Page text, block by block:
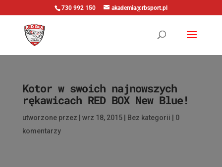
730 992 150 akademia@rbsport.pl
Kotor w swoich najnowszych
rękawicach RED BOX New Blue!
utworzone przez wrz 18, 2015| Bez kategorii
0
komentarzy